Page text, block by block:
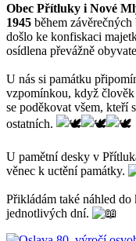
Obec Přítluky i Nové
1945 během
došlo ke konfiskaci
osídlena převážně
U nás si památku
vzpomínkou, když člověk
se poděkovat všem, kteří
ostatních.
U pamětní desky v
věnec k uctění památky.
Přikládám také náhled
jednotlivých dní.